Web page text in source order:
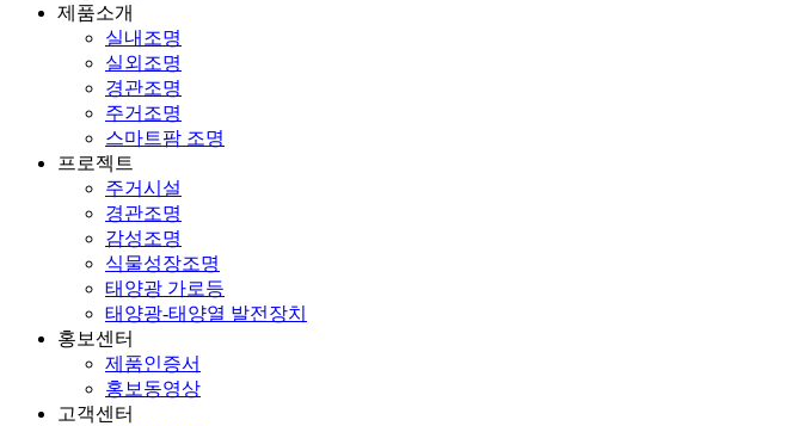
제품소개
실내조명
실외조명
경관조명
주거조명
스마트팜 조명
프로젝트
주거시설
경관조명
감성조명
식물성장조명
태양광 가로등
태양광-태양열 발전장치
홍보센터
제품인증서
홍보동영상
고객센터